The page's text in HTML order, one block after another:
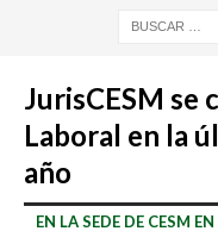
JurisCESM se
Laboral en la
año
EN LA SEDE DE CESM